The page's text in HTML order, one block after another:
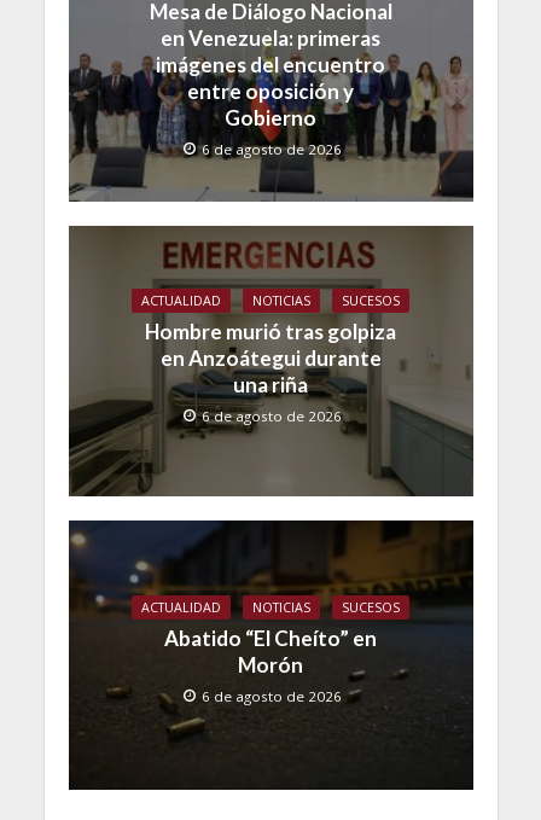
Mesa de Diálogo Nacional
en Venezuela: primeras
imágenes del encuentro
entre oposición y
Gobierno
6 de agosto de 2026
ACTUALIDAD NOTICIAS SUCESOS
Hombre murió tras golpiza
en Anzoátegui durante
una riña
6 de agosto de 2026
ACTUALIDAD NOTICIAS SUCESOS
Abatido “El Cheíto” en
Morón
6 de agosto de 2026